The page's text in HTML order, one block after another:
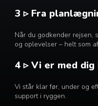
3 ▹ Fra
Når du godkender rejsen,
og oplevelser – helt som
4 ▹ Vi er med
Vi står klar før, under og
support i ryggen.